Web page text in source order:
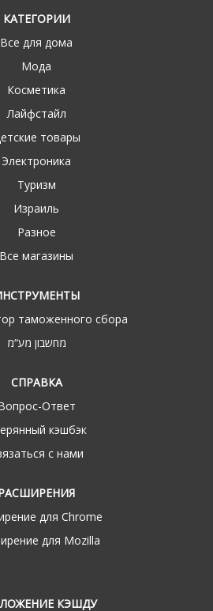
КАТЕГОРИИ
Все для дома
Мода
Косметика
Лайфстайл
товары
Электроника
Туризм
Израиль
Разное
Все магазины
таможенного сбора
מחשבון מע“מ
СПРАВКА
Ответ
кэшбэк
с нами
для Chrome
для Mozilla
КЭШДУ